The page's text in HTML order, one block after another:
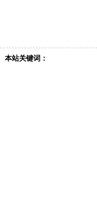
本站关键词：